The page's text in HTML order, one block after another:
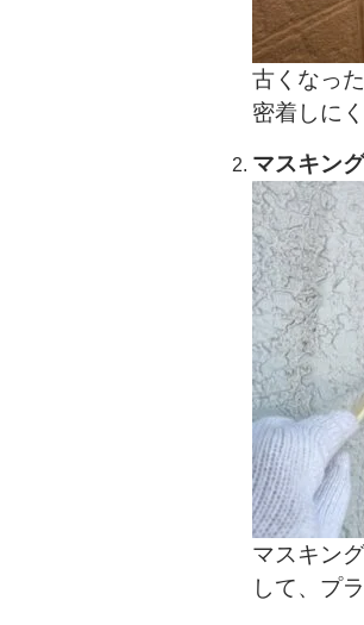
古くなっ
密着しに
マスキン
マスキン
して、プ